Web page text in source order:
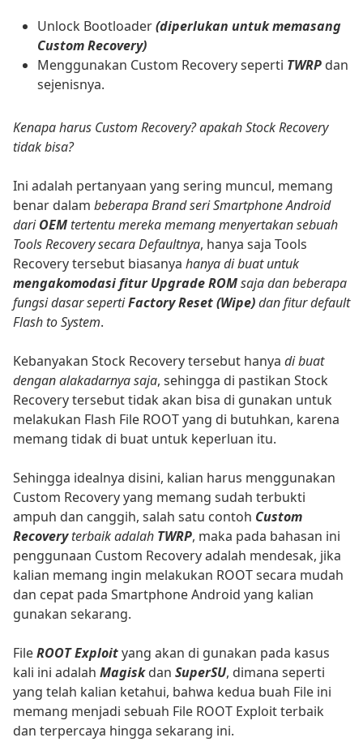
Unlock Bootloader(diperlukan untuk memasang
Custom Recovery)
Menggunakan Custom Recovery seperti TWRP dan
sejenisnya.
Kenapa harus Custom Recovery? apakah Stock Recovery
tidak bisa?
Ini adalah pertanyaan yang sering muncul, memang
benar dalam beberapa Brand seri Smartphone Android
dariOEM tertentu mereka memang menyertakan sebuah
Tools Recovery secara Defaultnya, hanya saja Tools
Recovery tersebut biasanya hanya di buat untuk
mengakomodasi fitur UpgradeROMsaja dan beberapa
fungsi dasar sepertiFactory Reset (Wipe)dan fitur default
Flash to System.
Kebanyakan Stock Recovery tersebut hanya di buat
dengan alakadarnya saja, sehingga di pastikan Stock
Recovery tersebut tidak akan bisa di gunakan untuk
melakukan Flash File ROOT yang di butuhkan, karena
memang tidak di buat untuk keperluan itu.
Sehingga idealnya disini, kalian harus menggunakan
Custom Recovery yang memang sudah terbukti
ampuh dan canggih, salah satu contoh Custom
Recoveryterbaik adalah TWRP, maka pada bahasan ini
penggunaan Custom Recovery adalah mendesak, jika
kalian memang ingin melakukan ROOT secara mudah
dan cepat pada Smartphone Android yang kalian
gunakan sekarang.
FileROOT Exploityang akan di gunakan pada kasus
kali ini adalah Magiskdan SuperSU, dimana seperti
yang telah kalian ketahui, bahwa kedua buah File ini
memang menjadi sebuah File ROOT Exploit terbaik
dan terpercaya hingga sekarang ini.